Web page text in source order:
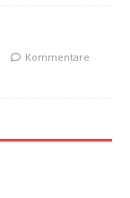
Kommentare